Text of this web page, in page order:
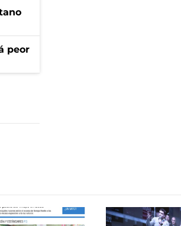
peor